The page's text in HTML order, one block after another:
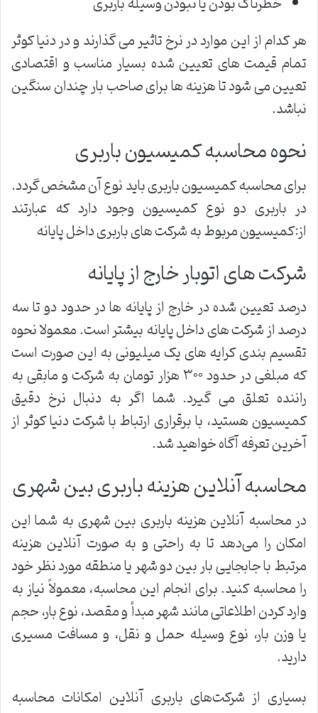
هر کدام از این موارد در نرخ تاثیر می گذارند و در دنیا کوثر
تمام قیمت های تعیین شده بسیار مناسب و اقتصادی
تعیین می شود تا هزینه ها برای صاحب بار چندان سنگین
نباشد.
نحوه محاسبه کمیسیون باربری
برای محاسبه کمیسیون باربری باید نوع آن مشخص گردد.
در باربری دو نوع کمیسیون وجود دارد که عبارتند
از:کمیسیون مربوط به شرکت های باربری داخل پایانه
شرکت های اتوبار خارج از پایانه
درصد تعیین شده در خارج از پایانه ها در حدود دو تا سه
درصد از شرکت های داخل پایانه بیشتر است. معمولا نحوه
تقسیم بندی کرایه های یک میلیونی به این صورت است
که مبلغی در حدود ۳۰۰ هزار تومان به شرکت و مابقی به
راننده تعلق می گیرد. شما اگر به دنبال نرخ دقیق
کمیسیون هستید، با برقراری ارتباط با شرکت دنیا کوثر از
آخرین تعرفه آگاه خواهید شد.
محاسبه آنلاین هزینه باربری بین شهری
در محاسبه آنلاین هزینه باربری بین شهری به شما این
امکان را می‌دهد تا به راحتی و به صورت آنلاین هزینه
مرتبط با جابجایی بار بین دو شهر یا منطقه مورد نظر خود
را محاسبه کنید. برای انجام این محاسبه، معمولاً نیاز به
وارد کردن اطلاعاتی مانند شهر مبدأ و مقصد، نوع بار، حجم
یا وزن بار، نوع وسیله حمل و نقل، و مسافت مسیری
دارید.
بسیاری از شرکت‌های باربری آنلاین امکانات محاسبه